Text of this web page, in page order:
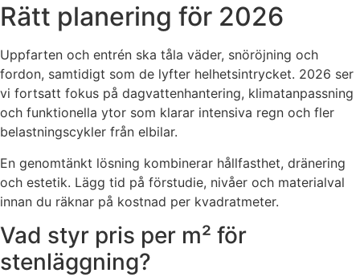
Rätt planering för 2026
Uppfarten och entrén ska tåla väder, snöröjning och
fordon, samtidigt som de lyfter helhetsintrycket. 2026 ser
vi fortsatt fokus på dagvattenhantering, klimatanpassning
och funktionella ytor som klarar intensiva regn och fler
belastningscykler från elbilar.
En genomtänkt lösning kombinerar hållfasthet, dränering
och estetik. Lägg tid på förstudie, nivåer och materialval
innan du räknar på kostnad per kvadratmeter.
Vad styr pris per m² för
stenläggning?